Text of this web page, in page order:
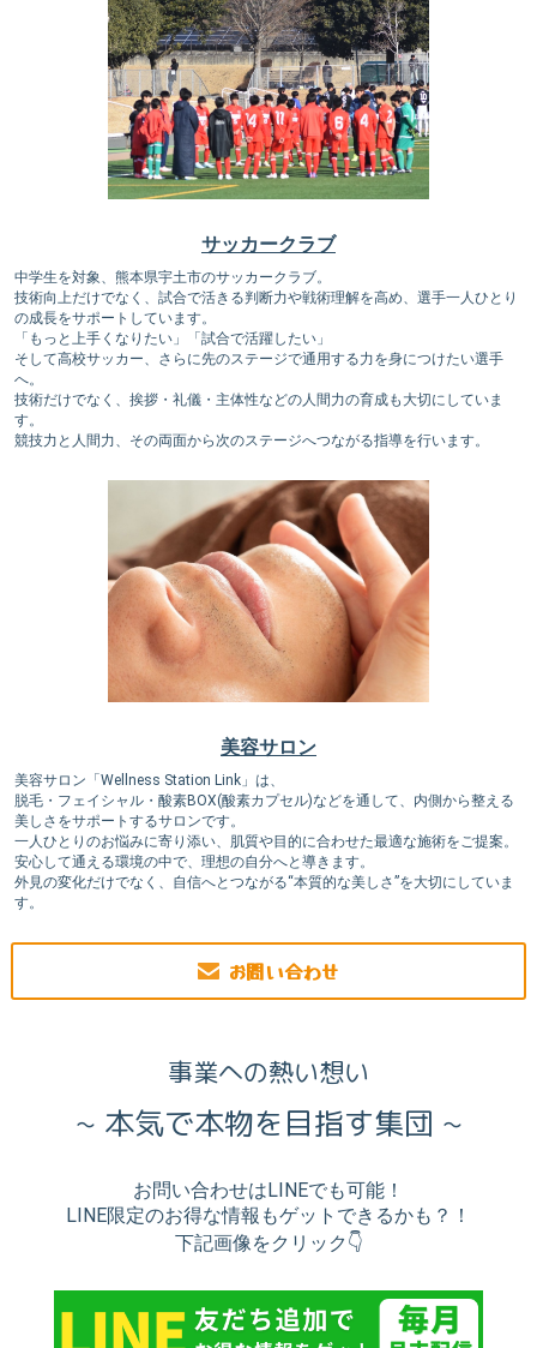
サッカークラブ
中学生を対象、熊本県宇土市のサッカークラブ。
技術向上だけでなく、試合で活きる判断力や戦術理解を高め、選手一人ひとり
の成長をサポートしています。
「もっと上手くなりたい」「試合で活躍したい」
そして高校サッカー、さらに先のステージで通用する力を身につけたい選手
へ。
技術だけでなく、挨拶・礼儀・主体性などの人間力の育成も大切にしていま
す。
競技力と人間力、その両面から次のステージへつながる指導を行います。
美容サロン
美容サロン「Wellness Station Link」は、
脱毛・フェイシャル・酸素BOX(酸素カプセル)などを通して、内側から整える
美しさをサポートするサロンです。
一人ひとりのお悩みに寄り添い、肌質や目的に合わせた最適な施術をご提案。
安心して通える環境の中で、理想の自分へと導きます。
外見の変化だけでなく、自信へとつながる“本質的な美しさ”を大切にしていま
す。
お問い合わせ
事業への熱い想い
~ 本気で本物を目指す集団 ~
お問い合わせはLINEでも可能！
LINE限定のお得な情報もゲットできるかも？！
下記画像をクリック👇